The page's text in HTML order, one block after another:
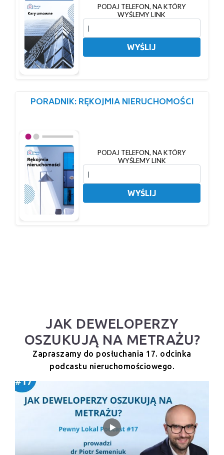
PODAJ TELEFON, NA KTÓRY
WYŚLEMY LINK
WYŚLIJ
PORADNIK: RĘKOJMIA NIERUCHOMOŚCI
PODAJ TELEFON, NA KTÓRY
WYŚLEMY LINK
WYŚLIJ
JAK DEWELOPERZY
OSZUKUJĄ NA METRAŻU?
Zapraszamy do posłuchania 17. odcinka
podcastu nieruchomościowego.